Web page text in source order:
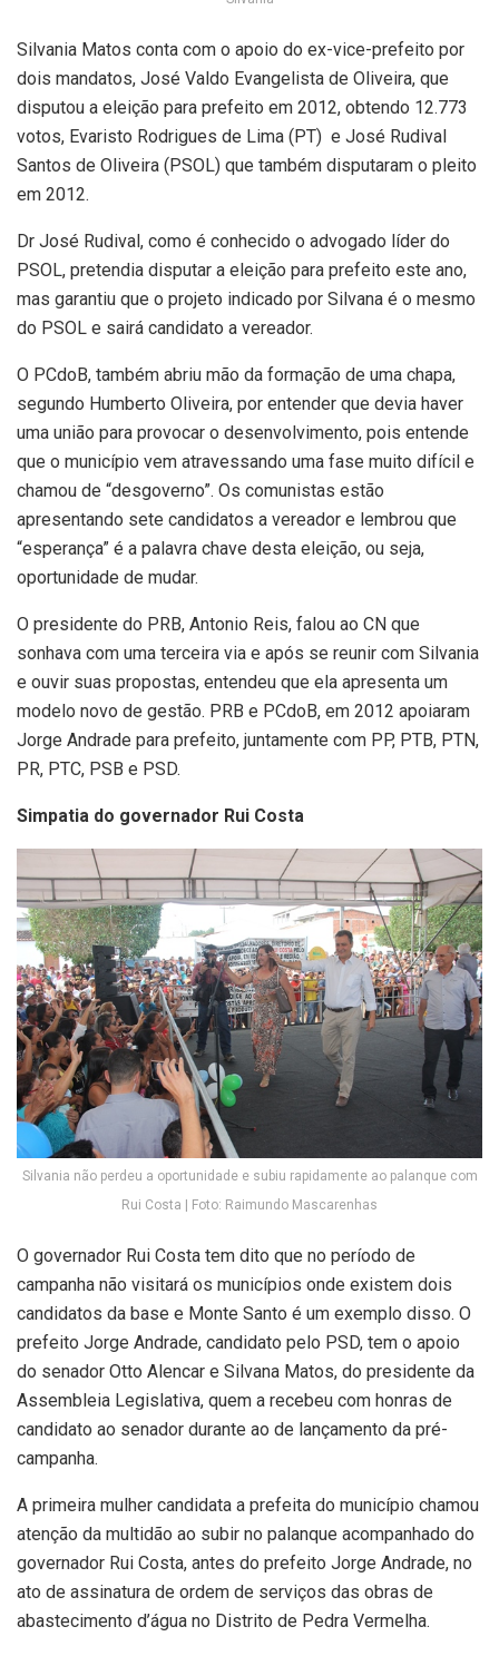
Silvania Matos conta com o apoio do ex-vice-prefeito por
dois mandatos, José Valdo Evangelista de Oliveira, que
disputou a eleição para prefeito em 2012, obtendo 12.773
votos, Evaristo Rodrigues de Lima (PT) e José Rudival
Santos de Oliveira (PSOL) que também disputaram o pleito
em 2012.
Dr José Rudival, como é conhecido o advogado líder do
PSOL, pretendia disputar a eleição para prefeito este ano,
mas garantiu que o projeto indicado por Silvana é o mesmo
do PSOL e sairá candidato a vereador.
O PCdoB, também abriu mão da formação de uma chapa,
segundo Humberto Oliveira, por entender que devia haver
uma união para provocar o desenvolvimento, pois entende
que o município vem atravessando uma fase muito difícil e
chamou de “desgoverno”. Os comunistas estão
apresentando sete candidatos a vereador e lembrou que
“esperança” é a palavra chave desta eleição, ou seja,
oportunidade de mudar.
O presidente do PRB, Antonio Reis, falou ao CN que
sonhava com uma terceira via e após se reunir com Silvania
e ouvir suas propostas, entendeu que ela apresenta um
modelo novo de gestão. PRB e PCdoB, em 2012 apoiaram
Jorge Andrade para prefeito, juntamente com PP, PTB, PTN,
PR, PTC, PSB e PSD.
Simpatia do governador Rui Costa
Silvania não perdeu a oportunidade e subiu rapidamente ao palanque com
Rui Costa | Foto: Raimundo Mascarenhas
O governador Rui Costa tem dito que no período de
campanha não visitará os municípios onde existem dois
candidatos da base e Monte Santo é um exemplo disso. O
prefeito Jorge Andrade, candidato pelo PSD, tem o apoio
do senador Otto Alencar e Silvana Matos, do presidente da
Assembleia Legislativa, quem a recebeu com honras de
candidato ao senador durante ao de lançamento da pré-
campanha.
A primeira mulher candidata a prefeita do município chamou
atenção da multidão ao subir no palanque acompanhado do
governador Rui Costa, antes do prefeito Jorge Andrade, no
ato de assinatura de ordem de serviços das obras de
abastecimento d’água no Distrito de Pedra Vermelha.